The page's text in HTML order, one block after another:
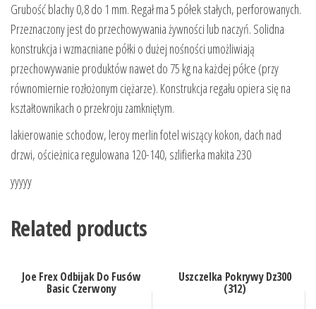
Grubość blachy 0,8 do 1 mm. Regał ma 5 półek stałych, perforowanych.
Przeznaczony jest do przechowywania żywności lub naczyń. Solidna
konstrukcja i wzmacniane półki o dużej nośności umożliwiają
przechowywanie produktów nawet do 75 kg na każdej półce (przy
równomiernie rozłożonym ciężarze). Konstrukcja regału opiera się na
kształtownikach o przekroju zamkniętym.
lakierowanie schodow, leroy merlin fotel wiszący kokon, dach nad
drzwi, ościeżnica regulowana 120-140, szlifierka makita 230
yyyyy
Related products
Joe Frex Odbijak Do Fusów
Basic Czerwony
Uszczelka Pokrywy Dz300
(312)